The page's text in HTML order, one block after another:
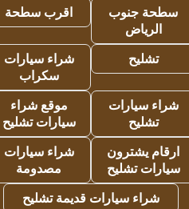
سطحة جنوب
الرياض
اقرب سطحة
تشليح
شراء سيارات
سكراب
شراء سيارات
تشليح
موقع شراء
سيارات تشليح
ارقام يشترون
سيارات تشليح
شراء سيارات
مصدومة
شراء سيارات قديمة تشليح